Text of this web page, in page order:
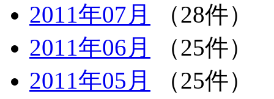
2011年07月
（28件）
2011年06月
（25件）
2011年05月
（25件）